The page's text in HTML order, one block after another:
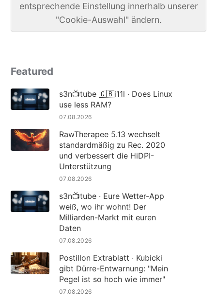
entsprechende Einstellung innerhalb unserer
"Cookie-Auswahl" ändern.
Featured
s3n📺tube 🇬🇧i11l · Does Linux
use less RAM?
07.08.2026
RawTherapee 5.13 wechselt
standardmäßig zu Rec. 2020
und verbessert die HiDPI-
Unterstützung
07.08.2026
s3n📺tube · Eure Wetter-App
weiß, wo ihr wohnt! Der
Milliarden-Markt mit euren
Daten
07.08.2026
Postillon Extrablatt · Kubicki
gibt Dürre-Entwarnung: "Mein
Pegel ist so hoch wie immer"
07.08.2026